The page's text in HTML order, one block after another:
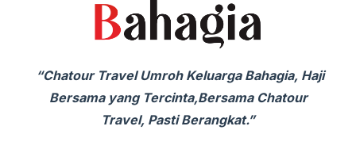
“Chatour Travel Umroh Keluarga Bahagia, Haji
Bersama yang Tercinta,Bersama Chatour
Travel, Pasti Berangkat.”